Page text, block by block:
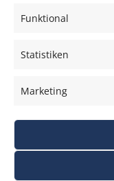
Funktional
Statistiken
Marketing